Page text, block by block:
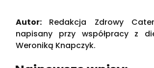
Autor: Redakcja Zdrowy
napisany przy współpracy z
Weroniką Knapczyk.